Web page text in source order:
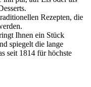
Rezepten, die
Ihnen ein Stück
spiegelt die lange
seit 1814 für höchste